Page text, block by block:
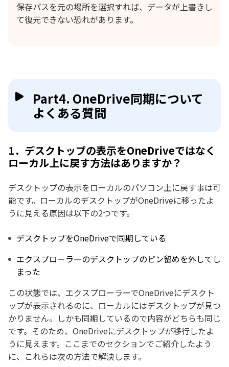
保存パスを元の場所を選択すれば、データが上書きし
て復元できない恐れがあります。
Part4. OneDrive同期について
よくある質問
1．デスクトップの表示をOneDriveではなく
ローカル上に戻す方法はありますか？
デスクトップの表示をローカルのパソコン上に戻す事は可
能です。ローカルのデスクトップがOneDriveに移ったよ
うに見える原因は以下の2つです。
デスクトップをOneDriveで同期している
エクスプローラーのデスクトップのピン留めを外してし
まった
この状態では、エクスプローラーでOneDriveにデスクト
ップが表示されるのに、ローカルにはデスクトップが見つ
かりません。しかも同期しているので内容がどちらも同じ
です。そのため、OneDriveにデスクトップが移行したよ
うに見えます。ここまでのセクションでご紹介したよう
に、これらは次の方法で解決します。